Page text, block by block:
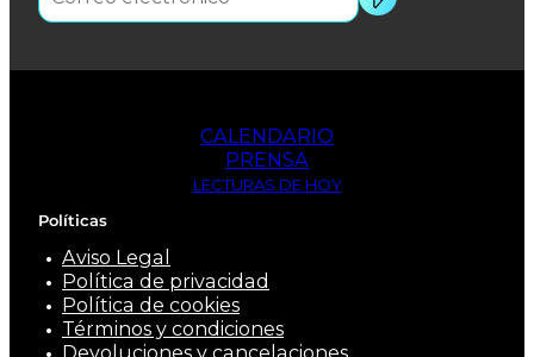
CALENDARIO
PRENSA
LECTURAS DE HOY
Políticas
Aviso Legal
Política de privacidad
Política de cookies
Términos y condiciones
Devoluciones y cancelaciones